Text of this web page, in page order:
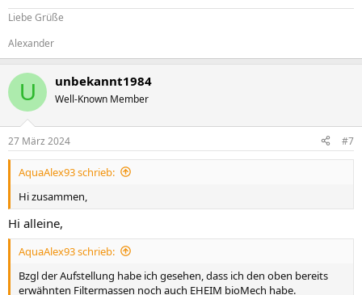
Liebe Grüße
Alexander
U unbekannt1984
Well-Known Member
27 März 2024 #7
AquaAlex93 schrieb:
Hi zusammen,
Hi alleine,
AquaAlex93 schrieb:
Bzgl der Aufstellung habe ich gesehen, dass ich den oben bereits
erwähnten Filtermassen noch auch EHEIM bioMech habe.